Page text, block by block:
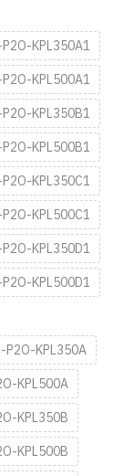
KPL350A1
KPL500A1
KPL350B1
KPL500B1
KPL350C1
KPL500C1
KPL350D1
KPL500D1
P2O-KPL350A
KPL500A
KPL350B
KPL500B